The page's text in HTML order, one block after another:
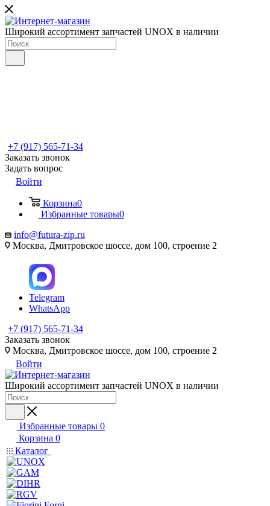
Широкий ассортимент запчастей UNOX в наличии
+7 (917) 565-71-34
Заказать звонок
Задать вопрос
Войти
Корзина0
Избранные товары0
info@futura-zip.ru
Москва, Дмитровское шоссе, дом 100, строение 2
Telegram
WhatsApp
+7 (917) 565-71-34
Заказать звонок
Москва, Дмитровское шоссе, дом 100, строение 2
Войти
Широкий ассортимент запчастей UNOX в наличии
Избранные товары 0
Корзина 0
Каталог